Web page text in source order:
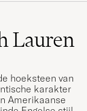
Lauren
hoeksteen van
karakter
Amerikaanse